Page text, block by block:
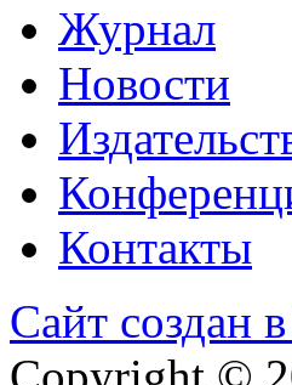
Журнал
Новости
Контакты
Сайт создан